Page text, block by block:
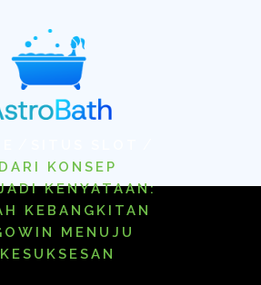
DARI KONSEP
KENYATAAN:
KEBANGKITAN
MENUJU
KESUKSESAN